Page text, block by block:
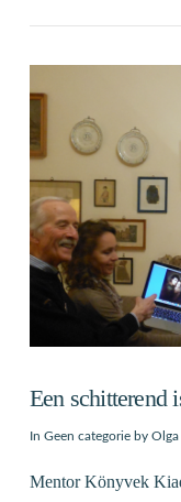
Een schitterend
In Geen categorieby Olga
Mentor Könyvek